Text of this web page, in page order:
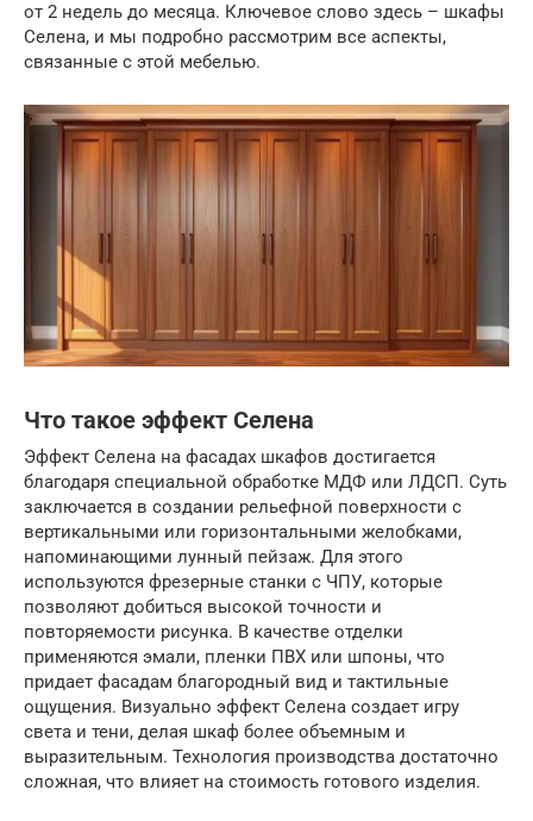
от 2 недель до месяца. Ключевое слово здесь – шкафы
Селена, и мы подробно рассмотрим все аспекты,
связанные с этой мебелью.
Что такое эффект Селена
Эффект Селена на фасадах шкафов достигается
благодаря специальной обработке МДФ или ЛДСП. Суть
заключается в создании рельефной поверхности с
вертикальными или горизонтальными желобками,
напоминающими лунный пейзаж. Для этого
используются фрезерные станки с ЧПУ, которые
позволяют добиться высокой точности и
повторяемости рисунка. В качестве отделки
применяются эмали, пленки ПВХ или шпоны, что
придает фасадам благородный вид и тактильные
ощущения. Визуально эффект Селена создает игру
света и тени, делая шкаф более объемным и
выразительным. Технология производства достаточно
сложная, что влияет на стоимость готового изделия.